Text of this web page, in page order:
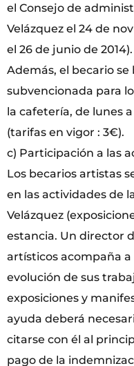
el Consejo de
Velázquez el 24 de
el 26 de junio de 2014).
Además, el becario
subvencionada para
la cafetería, de lunes
(tarifas en vigor : 3€).
c) Participación a las
Los becarios artistas
en las actividades de
Velázquez
estancia. Un director
artísticos acompaña a
evolución de sus
exposiciones y
ayuda deberá
citarse con él al
pago de la